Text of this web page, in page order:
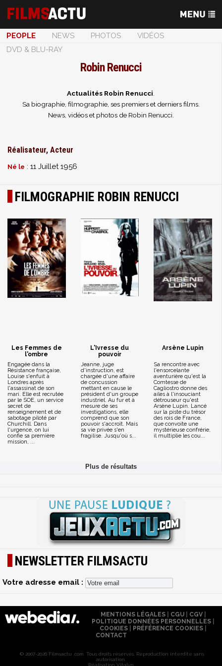
PEOPLE NEWS PHOTOS
VIDÉOS
DVD & BLU-RAY
Robin Renucci
Actualités Robin Renucci
Sa biographie, filmographie, ses premiers et derniers films.
News, vidéos et photos de Robin Renucci.
Réalisateur, Acteur
Né le : 11 Juillet 1956
FILMOGRAPHIE ROBIN RENUCCI
Les Femmes de
l'ombre
Engagée dans la
Résistance française,
Louise s'enfuit à
Londres après
l'assassinat de son
mari. Elle est recrutée
par le SOE, un service
secret de
renseignement et de
sabotage piloté par
Churchill. Dans
l'urgence, on lui
confie sa première
mission, ...
L'Ivresse du
pouvoir
Jeanne, juge
d'instruction, est
chargée d'une affaire
de concussion
mettant en cause le
président d'un groupe
industriel. Au fur et à
mesure de ses
investigations, elle
comprend que son
pouvoir s'accroît. Mais
sa vie privée s'en
fragilise. Jusqu'où s...
Arsène Lupin
Sa rencontre avec
l'ensorcelante
aventurière qu'est la
Comtesse de
Cagliostro donne des
ailes à l'insouciant
détrouseur qu'est
Arsène Lupin. Lancé
sur la piste du trésor
des rois de France,
que convoite une
mystérieuse confrérie,
il multiplie les cou...
NEWSLETTER FILMSACTU
Votre adresse email :
MENTIONS LÉGALES| CGU| CGV|
POLITIQUE DONNÉES PERSONNELLES
COOKIES
PRÉFÉRENCE COOKIES
CONTACT
© 2007-2026 Filmsactu .com. Tous droits réservés. Reproduction interdite sans
autorisation.
Réalisation Vitalyn